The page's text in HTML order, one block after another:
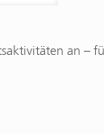
an –